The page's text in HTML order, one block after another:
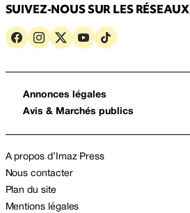
SUIVEZ-NOUS SUR LES RÉSEAUX
Annonces légales
Avis & Marchés publics
A propos d’Imaz Press
Nous contacter
Plan du site
Mentions légales